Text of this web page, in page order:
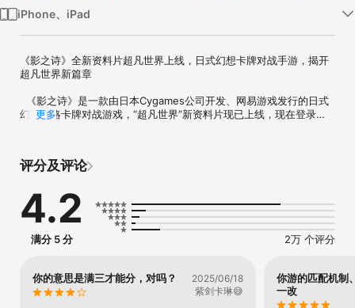
iPhone、iPad
《影之诗》全新资料片超凡世界上线，日式幻想卡牌对战手游，揭开
超凡世界新篇章
  《影之诗》是一款由日本Cygames公司开发、网易游戏发行的日式
幻想策略卡牌对战游戏，“超凡世界”新资料片现已上线，现在登录
无限可能！“超凡世界”在《影之诗》经典、爽快的卡牌对战玩法基础
美术效果，配合新的卡牌构筑为玩家带来更燃、更具策略性的卡牌竞
技体验。
七位由超人气声优配音的新主战者，也会与玩家一同揭开《影之诗》
故事的新篇章。更有精美卡牌与角色立绘，上百位超人气声优倾情献
声，为你带来更豪华的视听盛宴。
的形式进行社交互动！
————游戏特色————
更多
评分及评论
4.2
满分 5 分 2万 个评分
你的意思是满三才能分，对吗？
2025/06/18
紫剑卡琳😅
你游的匹配机制
一改